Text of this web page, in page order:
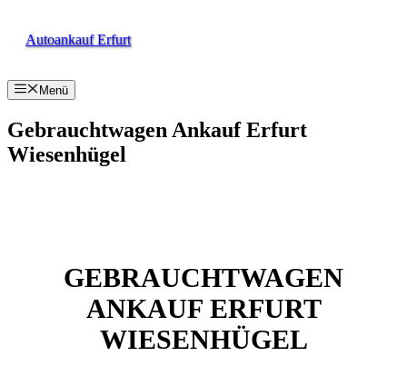
InhaltAutoankauf Erfurt
Menü
Gebrauchtwagen Ankauf Erfurt
Wiesenhügel
GEBRAUCHTWAGEN
ANKAUF ERFURT
WIESENHÜGEL